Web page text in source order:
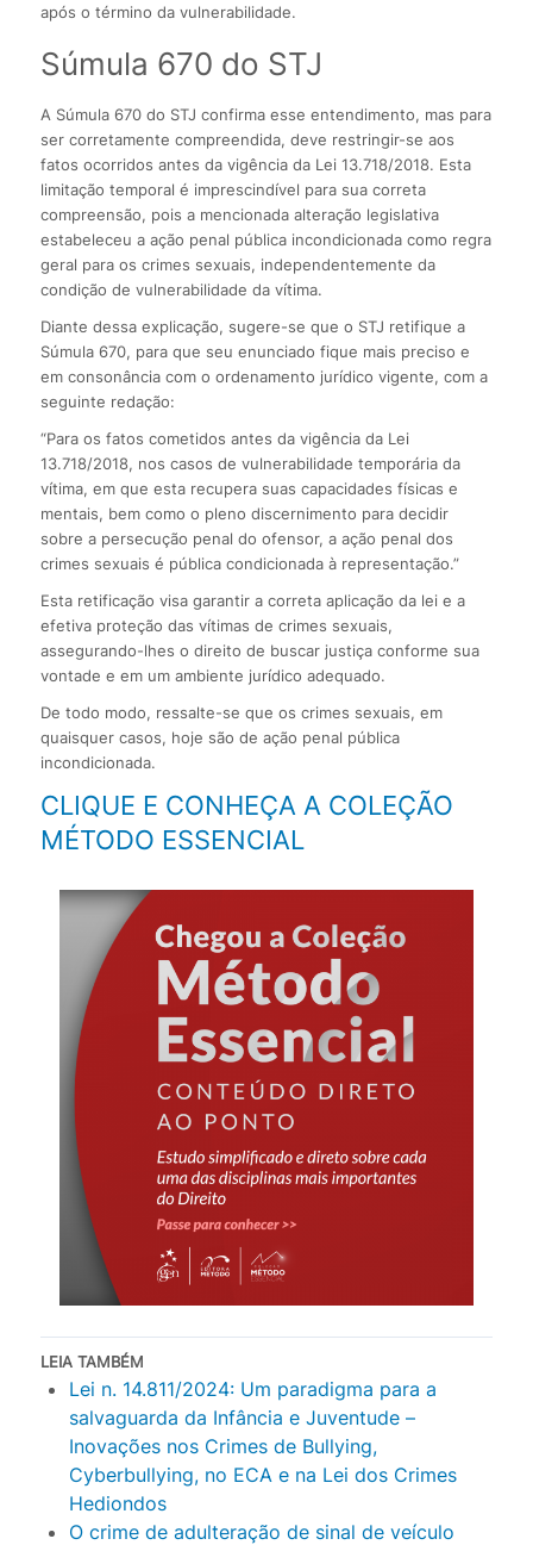
após o término da vulnerabilidade.
Súmula 670 do STJ
A Súmula 670 do STJ confirma esse entendimento, mas para
ser corretamente compreendida, deve restringir-se aos
fatos ocorridos antes da vigência da Lei 13.718/2018. Esta
limitação temporal é imprescindível para sua correta
compreensão, pois a mencionada alteração legislativa
estabeleceu a ação penal pública incondicionada como regra
geral para os crimes sexuais, independentemente da
condição de vulnerabilidade da vítima.
Diante dessa explicação, sugere-se que o STJ retifique a
Súmula 670, para que seu enunciado fique mais preciso e
em consonância com o ordenamento jurídico vigente, com a
seguinte redação:
“Para os fatos cometidos antes da vigência da Lei
13.718/2018, nos casos de vulnerabilidade temporária da
vítima, em que esta recupera suas capacidades físicas e
mentais, bem como o pleno discernimento para decidir
sobre a persecução penal do ofensor, a ação penal dos
crimes sexuais é pública condicionada à representação.”
Esta retificação visa garantir a correta aplicação da lei e a
efetiva proteção das vítimas de crimes sexuais,
assegurando-lhes o direito de buscar justiça conforme sua
vontade e em um ambiente jurídico adequado.
De todo modo, ressalte-se que os crimes sexuais, em
quaisquer casos, hoje são de ação penal pública
incondicionada.
CLIQUE E CONHEÇA A COLEÇÃO
MÉTODO ESSENCIAL
LEIA TAMBÉM
Lei n. 14.811/2024: Um paradigma para a
salvaguarda da Infância e Juventude –
Inovações nos Crimes de Bullying,
Cyberbullying, no ECA e na Lei dos Crimes
Hediondos
O crime de adulteração de sinal de veículo